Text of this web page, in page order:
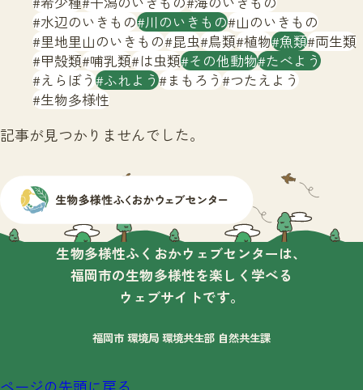
生物多様性ふくおかウェブセンターとは
サイトマップ
水辺のいきもの 川のいきもの 山のいきもの
里地里山のいきもの 昆虫 鳥類 植物 魚類 両生類
甲殻類 哺乳類 は虫類 その他動物 たべよう
えらぼう ふれよう まもろう つたえよう
生物多様性
記事が見つかりませんでした。
生物多様性ふくおかウェブセンターは、
福岡市の生物多様性を楽しく学べる
ウェブサイトです。
福岡市 環境局 環境共生部 自然共生課